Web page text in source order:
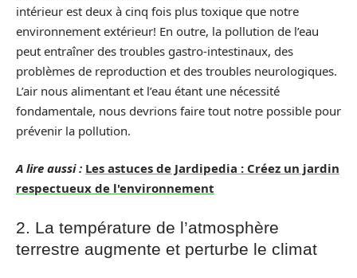
intérieur est deux à cinq fois plus toxique que notre
environnement extérieur! En outre, la pollution de l’eau
peut entraîner des troubles gastro-intestinaux, des
problèmes de reproduction et des troubles neurologiques.
L’air nous alimentant et l’eau étant une nécessité
fondamentale, nous devrions faire tout notre possible pour
prévenir la pollution.
A lire aussi : Les astuces de Jardipedia : Créez un jardin
respectueux de l'environnement
2. La température de l’atmosphère
terrestre augmente et perturbe le climat